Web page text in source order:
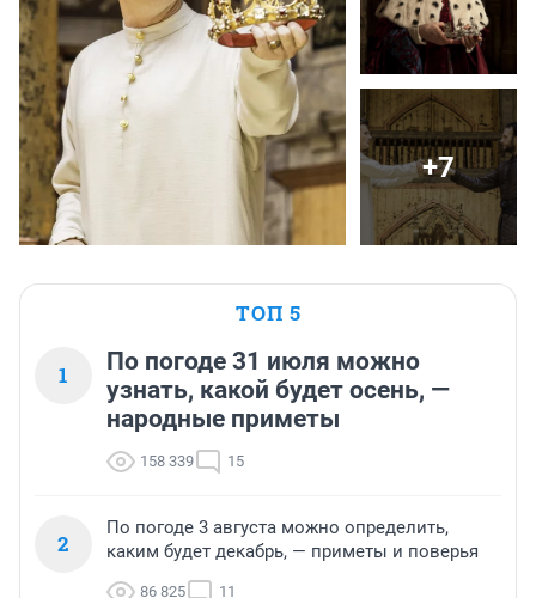
+7
ТОП 5
1
По погоде 31 июля можно
узнать, какой будет осень, —
народные приметы
158 339 15
2
По погоде 3 августа можно определить,
каким будет декабрь, — приметы и поверья
86 825 11